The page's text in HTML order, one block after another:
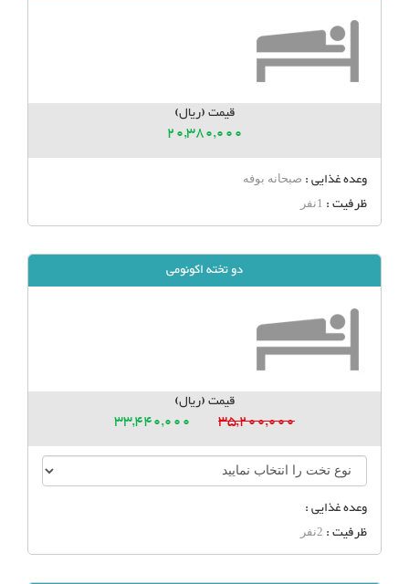
قیمت (ریال)
20,380,000
وعده غذایی : صبحانه بوفه
ظرفیت : 1نفر
دو تخته اکونومی
قیمت (ریال)
35,200,000
33,440,000
وعده غذایی :
ظرفیت : 2نفر